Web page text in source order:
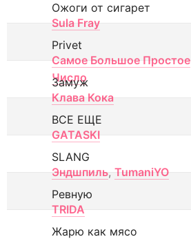
Ожоги от сигарет
Sula Fray
Privet
Самое Большое Простое
Число
Замуж
Клава Кока
ВСЕ ЕЩЕ
GATASKI
SLANG
Эндшпиль, TumaniYO
Ревную
TRIDA
Жарю как мясо